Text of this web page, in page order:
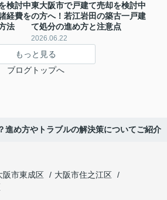
検討中
経費を
法
東大阪市で戸建て売却を検討中
の方へ！若江岩田の築古一戸建
て処分の進め方と注意点
2026.06.22
もっと見る
ブログトップへ
進め方やトラブルの解決策についてご紹介
阪市東成区
大阪市住之江区